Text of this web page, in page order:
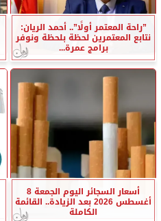
”راحة المعتمر أولًا”.. أحمد الريان:
نتابع المعتمرين لحظة بلحظة ونوفر
برامج عمرة...
أسعار السجائر اليوم الجمعة 8
أغسطس 2026 بعد الزيادة.. القائمة
الكاملة